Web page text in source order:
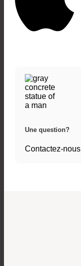
Une question?
Contactez-nous